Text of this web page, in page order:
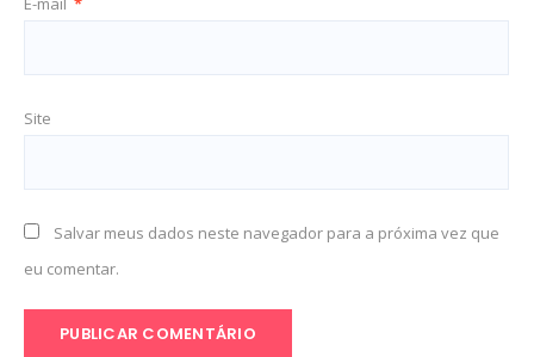
Site
Salvar meus dados neste navegador para a próxima vez que
eu comentar.